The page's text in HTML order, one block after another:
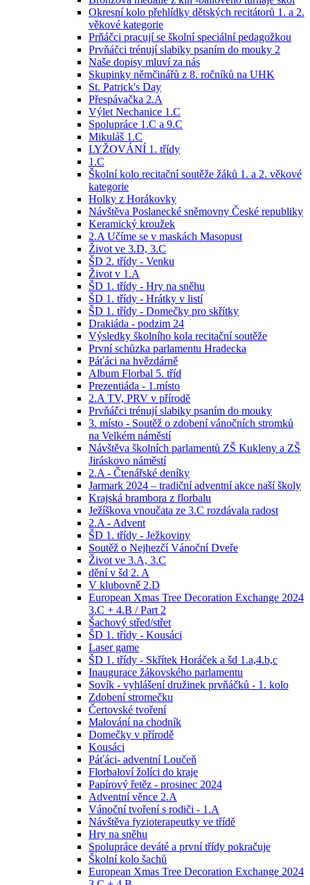
Okresní kolo přehlídky dětských recitátorů 1. a 2.
věkové kategorie
Prňáčci pracují se školní speciální pedagožkou
Prvňáčci trénují slabiky psaním do mouky 2
Naše dopisy mluví za nás
Skupinky němčinářů z 8. ročníků na UHK
St. Patrick's Day
Přespávačka 2.A
Výlet Nechanice 1.C
Spolupráce 1.C a 9.C
Mikuláš 1.C
LYŽOVÁNÍ 1. třídy
1.C
Školní kolo recitační soutěže žáků 1. a 2. věkové
kategorie
Holky z Horákovky
Návštěva Poslanecké sněmovny České republiky
Keramický kroužek
2.A Učíme se v maskách Masopust
Život ve 3.D, 3.C
ŠD 2. třídy - Venku
Život v 1.A
ŠD 1. třídy - Hry na sněhu
ŠD 1. třídy - Hrátky v listí
ŠD 1. třídy - Domečky pro skřítky
Drakiáda - podzim 24
Výsledky školního kola recitační soutěže
První schůzka parlamentu Hradecka
Páťáci na hvězdárně
Album Florbal 5. tříd
Prezentiáda - 1.místo
2.A TV, PRV v přírodě
Prvňáčci trénují slabiky psaním do mouky
3. místo - Soutěž o zdobení vánočních stromků
na Velkém náměstí
Návštěva školních parlamentů ZŠ Kukleny a ZŠ
Jiráskovo náměstí
2.A - Čtenářské deníky
Jarmark 2024 – tradiční adventní akce naší školy
Krajská brambora z florbalu
Ježíškova vnoučata ze 3.C rozdávala radost
2.A - Advent
ŠD 1. třídy - Ježkoviny
Soutěž o Nejhezčí Vánoční Dveře
Život ve 3.A, 3.C
dění v šd 2. A
V klubovně 2.D
European Xmas Tree Decoration Exchange 2024
3.C + 4.B / Part 2
Šachový střed/střet
ŠD 1. třídy - Kousáci
Laser game
ŠD 1. třídy - Skřítek Horáček a šd 1.a,4.b,c
Inaugurace žákovského parlamentu
Sovík - vyhlášení družinek prvňáčků - 1. kolo
Zdobení stromečku
Čertovské tvoření
Malování na chodník
Domečky v přírodě
Kousáci
Páťáci- adventní Loučeň
Florbaloví žolíci do kraje
Papírový řetěz - prosinec 2024
Adventní věnce 2.A
Vánoční tvoření s rodiči - 1.A
Návštěva fyzioterapeutky ve třídě
Hry na sněhu
Spolupráce deváté a první třídy pokračuje
Školní kolo šachů
European Xmas Tree Decoration Exchange 2024